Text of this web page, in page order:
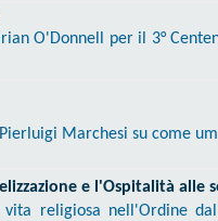
O'Donnell per il 3°
Marchesi su come
e l'Ospitalità alle
vita religiosa nell'Ordine